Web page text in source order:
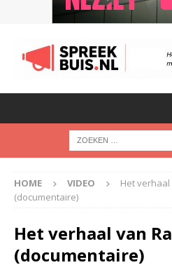
HOME VIDEO
Het
(documentaire)
Het verhaal van
(documentaire)